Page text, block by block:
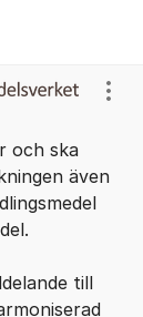
och ska
även
till